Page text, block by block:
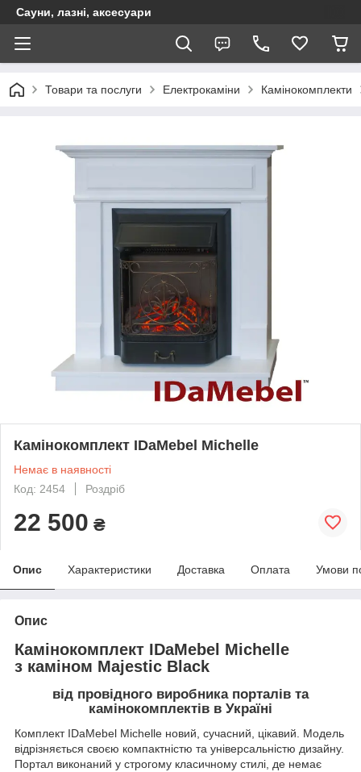
Сауни, лазні, аксесуари
Товари та послуги Електрокаміни Камінокомплекти
Камінокомплект IDaMebel Michelle
Немає в наявності
Код: 2454
Роздріб
22 500 ₴
Опис Характеристики Доставка Оплата Умови
Опис
Камінокомплект IDaMebel Michelle
з каміном Majestic Black
від провідного виробника порталів та
камінокомплектів в Україні
Комплект IDaMebel Michelle новий, сучасний, цікавий. Модель
відрізняється своєю компактністю та універсальністю дизайну.
Портал виконаний у строгому класичному стилі, де немає